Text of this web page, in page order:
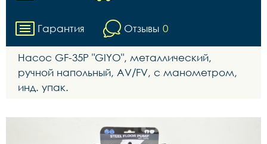
Гарантия Отзывы 0
Насос GF-35Р "GIYO", металлический,
ручной напольный, AV/FV, с манометром,
инд. упак.